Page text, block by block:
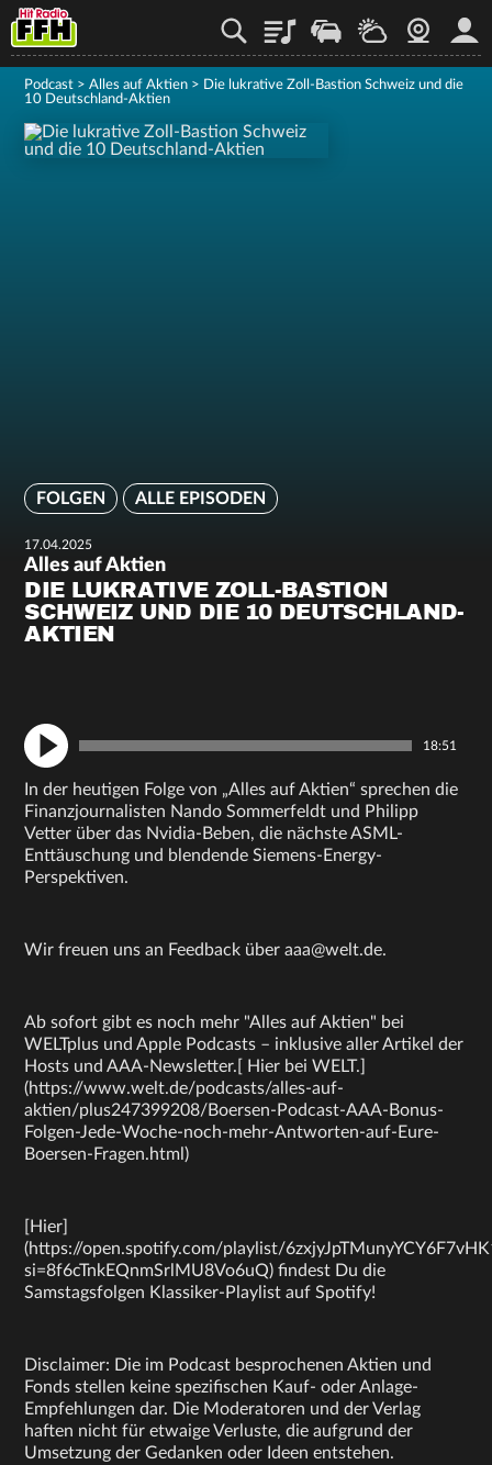
PlaylistStaupilotWetterWebcam
Podcast > Alles auf Aktien > Die lukrative Zoll-Bastion Schweiz und die
10 Deutschland-Aktien
FOLGEN ALLE EPISODEN
17.04.2025
Alles auf Aktien
DIE LUKRATIVE ZOLL-BASTION
SCHWEIZ UND DIE 10 DEUTSCHLAND-
AKTIEN
18:51
In der heutigen Folge von „Alles auf Aktien“ sprechen die
Finanzjournalisten Nando Sommerfeldt und Philipp
Vetter über das Nvidia-Beben, die nächste ASML-
Enttäuschung und blendende Siemens-Energy-
Perspektiven.
Wir freuen uns an Feedback über aaa@welt.de.
Ab sofort gibt es noch mehr "Alles auf Aktien" bei
WELTplus und Apple Podcasts – inklusive aller Artikel der
Hosts und AAA-Newsletter.[ Hier bei WELT.]
(https://www.welt.de/podcasts/alles-auf-
aktien/plus247399208/Boersen-Podcast-AAA-Bonus-
Folgen-Jede-Woche-noch-mehr-Antworten-auf-Eure-
Boersen-Fragen.html)
[Hier]
(https://open.spotify.com/playlist/
si=8f6cTnkEQnmSrlMU8Vo6uQ) findest Du die
Samstagsfolgen Klassiker-Playlist auf Spotify!
Disclaimer: Die im Podcast besprochenen Aktien und
Fonds stellen keine spezifischen Kauf- oder Anlage-
Empfehlungen dar. Die Moderatoren und der Verlag
haften nicht für etwaige Verluste, die aufgrund der
Umsetzung der Gedanken oder Ideen entstehen.